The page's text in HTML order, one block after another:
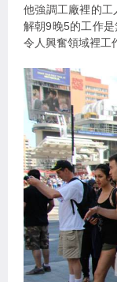
他強調工廠裡的
解朝9晚5的工作
令人興奮領域裡工